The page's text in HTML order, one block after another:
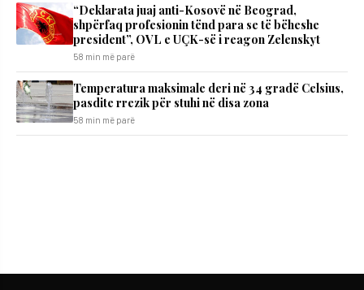
“Deklarata juaj anti-Kosovë në Beograd,
shpërfaq profesionin tënd para se të bëheshe
president”, OVL e UÇK-së i reagon Zelenskyt
58 min më parë
Temperatura maksimale deri në 34 gradë Celsius,
pasdite rrezik për stuhi në disa zona
58 min më parë